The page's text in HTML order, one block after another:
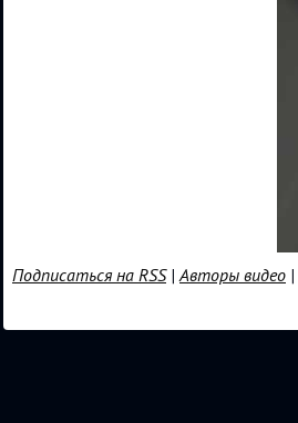
Подписаться на RSS|Авторы видео |